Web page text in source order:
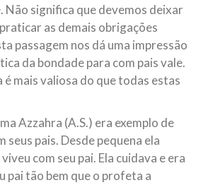
Não significa que devemos deixar
as demais obrigações
passagem nos dá uma impressão
da bondade para com pais vale.
é mais valiosa do que todas estas
Azzahra (A.S.) era exemplo de
seus pais. Desde pequena ela
com seu pai. Ela cuidava e era
pai tão bem que o profeta a